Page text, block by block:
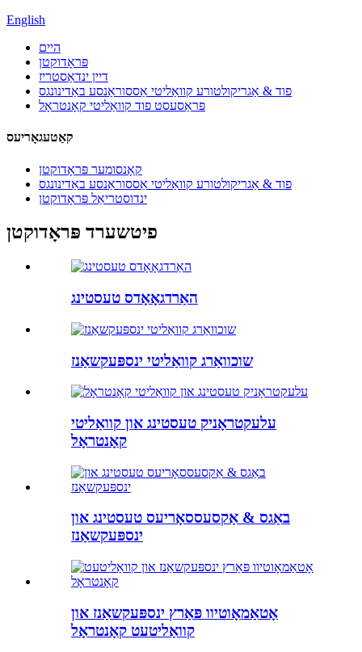
English
היים
פּראָדוקטן
דיין ינדאַסטריז
פוד & אַגריקולטורע קוואַליטי אַססוראַנסע באַדינונגס
פּראַסעסט פוד קוואַליטי קאָנטראָל
קאַטעגאָריעס
קאָנסומער פּראָדוקטן
פוד & אַגריקולטורע קוואַליטי אַססוראַנסע באַדינונגס
ינדוסטריאַל פּראָדוקטן
פיטשערד פּראָדוקטן
האַרדגאָאָדס טעסטינג
שוכוואַרג קוואַליטי ינספּעקשאַנז
עלעקטראָניק טעסטינג און קוואַליטי
קאָנטראָל
באַגס & אַקסעססאָריעס טעסטינג און
ינספּעקשאַנז
אָטאַמאָוטיוו פּאַרץ ינספּעקשאַנז און
קוואַליטעט קאָנטראָל